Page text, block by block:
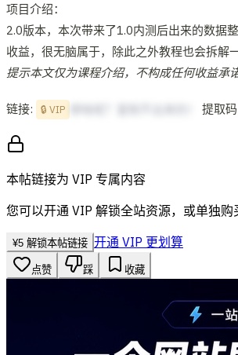
项目介绍：
2.0版本，本次带来了1.0内测后出来的数据
收益，很无脑属于，除此之外教程也会拆解
提示本文仅为课程介绍，不构成任何收益承
链接: 🔒 VIP 提取
本帖链接为 VIP 专属内容
您可以开通 VIP 解锁全站资源，或单独购
¥5 解锁本帖链接 开通 VIP 更划算
点赞 踩 收藏